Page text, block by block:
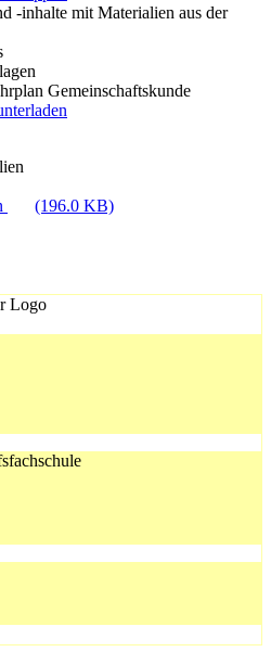
-inhalte mit Materialien aus der
Gemeinschaftskunde
(196.0 KB)